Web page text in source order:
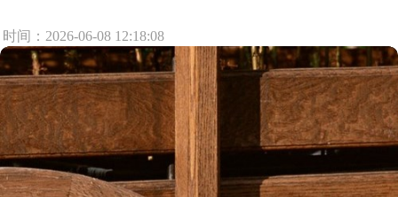
时间：2026-06-08 12:18:08